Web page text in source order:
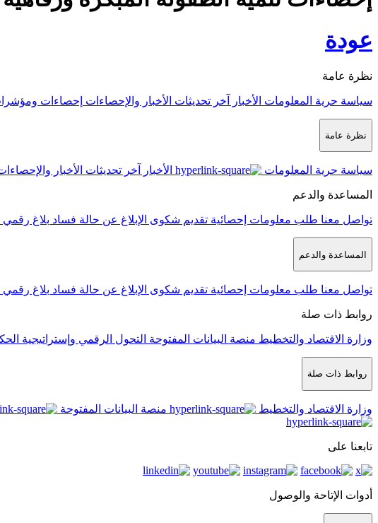
عودة
نظرة عامة
سياسة حرية المعلومات الأخبار آخر تحديثات الأخبار والإحصاءات إحصاءات
نظرة عامة
سياسة حرية المعلومات الأخبار آخر تحديثات الأخبار
المساعدة والدعم
تواصل معنا طلب معلومات إحصائية تقديم شكوى الإبلاغ عن حالة فساد بلاغ رقمي
المساعدة والدعم
تواصل معنا طلب معلومات إحصائية تقديم شكوى الإبلاغ عن حالة فساد بلاغ رقمي
روابط ذات صلة
وزارة الاقتصاد والتخطيط منصة البيانات المفتوحة التحول الرقمي وإستراتيجية
روابط ذات صلة
وزارة الاقتصاد والتخطيط منصة البيانات المفتوحة
تابعنا على
أدوات الإتاحة والوصول